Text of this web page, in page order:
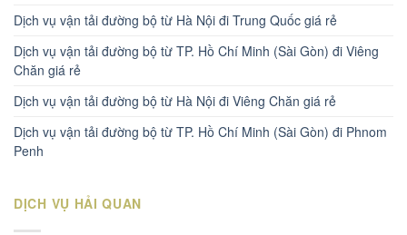
Dịch vụ vận tải đường bộ từ Hà Nội đi Trung Quốc giá rẻ
Dịch vụ vận tải đường bộ từ TP. Hồ Chí Minh (Sài Gòn) đi Viêng
Chăn giá rẻ
Dịch vụ vận tải đường bộ từ Hà Nội đi Viêng Chăn giá rẻ
Dịch vụ vận tải đường bộ từ TP. Hồ Chí Minh (Sài Gòn) đi Phnom
Penh
DỊCH VỤ HẢI QUAN